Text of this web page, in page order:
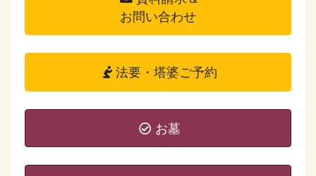
お問い合わせ
法要・塔婆ご予約
お墓